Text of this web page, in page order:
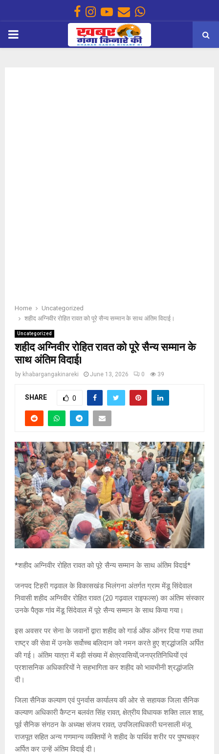
Facebook
Instagram
Youtube
EmailWhatsapp
PRIMARY
Home
Uncategorized
शहीद अग्निवीर रोहित रावत को पूरे सैन्य सम्मान के साथ अंतिम विदाई।
Uncategorized
शहीद अग्निवीर रोहित रावत को पूरे सैन्य सम्मान के
साथ अंतिम विदाई।
by khabargangakinareki June 13, 2026 0 39
SHARE 0
*शहीद अग्निवीर रोहित रावत को पूरे सैन्य सम्मान के साथ अंतिम विदाई*
जनपद टिहरी गढ़वाल के विकासखंड भिलंगना अंतर्गत ग्राम मेंडू सिंदेवाल
निवासी शहीद अग्निवीर रोहित रावत (20 गढ़वाल राइफल्स) का अंतिम संस्कार
उनके पैतृक गांव मेंडू सिंदेवाल में पूरे सैन्य सम्मान के साथ किया गया।
इस अवसर पर सेना के जवानों द्वारा शहीद को गार्ड ऑफ ऑनर दिया गया तथा
राष्ट्र की सेवा में उनके सर्वोच्च बलिदान को नमन करते हुए श्रद्धांजलि अर्पित
की गई। अंतिम यात्रा में बड़ी संख्या में क्षेत्रवासियों,जनप्रतिनिधियों एवं
प्रशासनिक अधिकारियों ने सहभागिता कर शहीद को भावभीनी श्रद्धांजलि
दी।
जिला सैनिक कल्याण एवं पुनर्वास कार्यालय की ओर से सहायक जिला सैनिक
कल्याण अधिकारी कैप्टन बलवंत सिंह रावत, क्षेत्रीय विधायक शक्ति लाल शाह,
पूर्व सैनिक संगठन के अध्यक्ष संजय रावत, उपजिलाधिकारी घनसाली मंजू
राजपूत सहित अन्य गणमान्य व्यक्तियों ने शहीद के पार्थिव शरीर पर पुष्पचक्र
अर्पित कर उन्हें अंतिम विदाई दी।